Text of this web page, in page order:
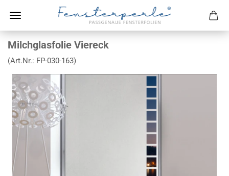
Milchglasfolie Viereck
(Art.Nr.: FP-030-163)